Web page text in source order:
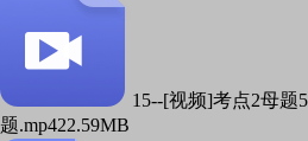
15--[视频]考点2母题
题.mp422.59MB